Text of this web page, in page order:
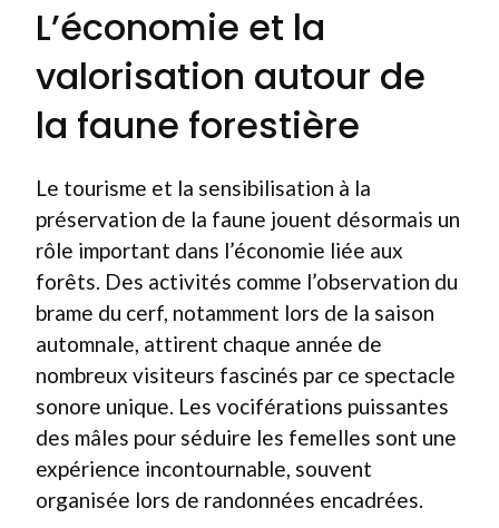
L’économie et la
valorisation autour de
la faune forestière
Le tourisme et la sensibilisation à la
préservation de la faune jouent désormais un
rôle important dans l’économie liée aux
forêts. Des activités comme l’observation du
brame du cerf, notamment lors de la saison
automnale, attirent chaque année de
nombreux visiteurs fascinés par ce spectacle
sonore unique. Les vociférations puissantes
des mâles pour séduire les femelles sont une
expérience incontournable, souvent
organisée lors de randonnées encadrées.